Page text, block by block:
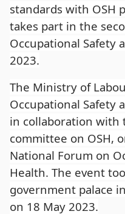
standards with OSH
takes part in the
Occupational Safety
2023.
The Ministry of
Occupational Safety
in collaboration
committee on OSH,
National Forum on
Health. The event
government palace
on 18 May 2023.